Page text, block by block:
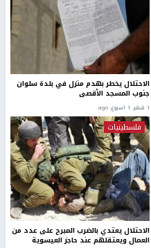
الاحتلال يخطر بهدم منزل في بلدة سلوان
جنوب المسجد الأقصى
1 شهر، 1 اسبوع. ago
فلسطينيات
الاحتلال يعتدي بالضرب المبرح على عدد من
العمال ويعتقلهم عند حاجز العيسوية